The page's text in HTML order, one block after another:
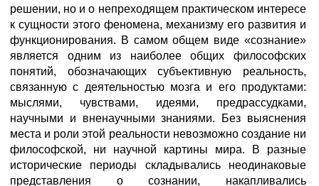
решении, но и о непреходящем практическом интересе
к сущности этого феномена, механизму его развития и
функционирования. В самом общем виде «сознание»
является одним из наиболее общих философских
понятий, обозначающих субъективную реальность,
связанную с деятельностью мозга и его продуктами:
мыслями, чувствами, идеями, предрассудками,
научными и вненаучными знаниями. Без выяснения
места и роли этой реальности невозможно создание ни
философской, ни научной картины мира. В разные
исторические периоды складывались неодинаковые
представления о сознании, накапливались